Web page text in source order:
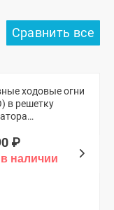
ходовые огни
в решетку
₽